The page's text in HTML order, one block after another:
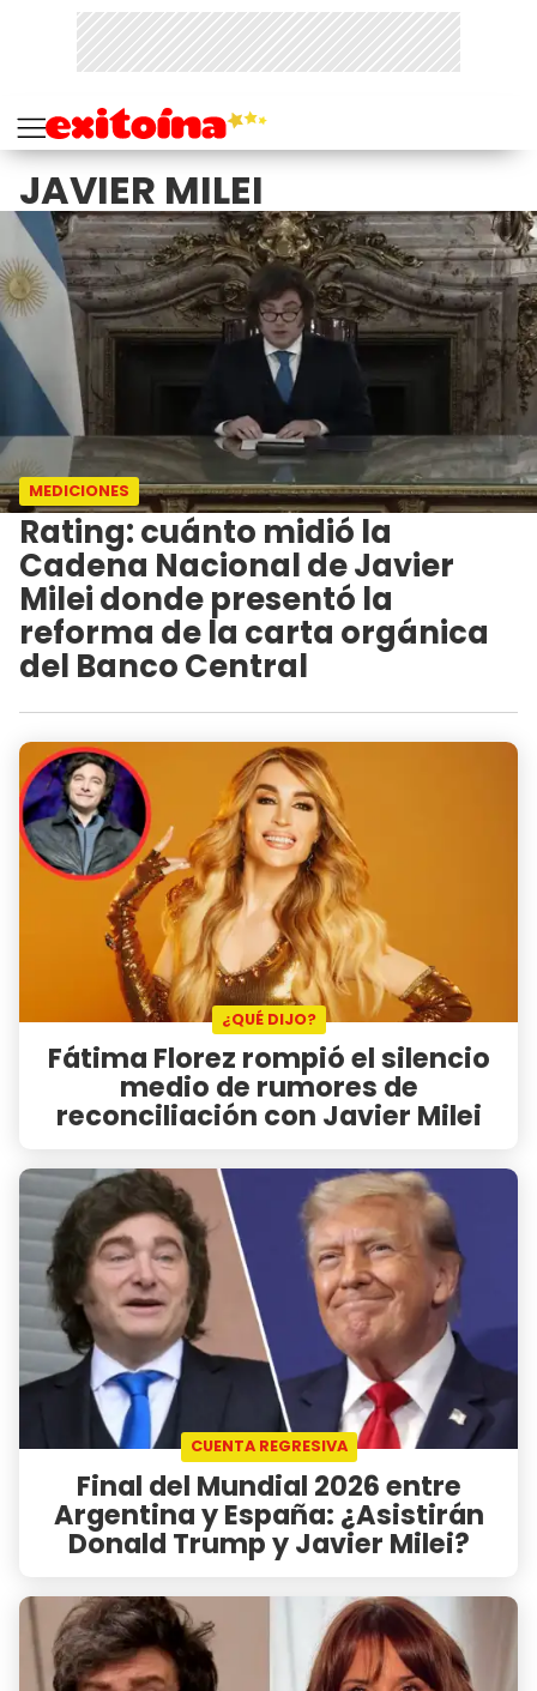
JAVIER MILEI
MEDICIONES
Rating: cuánto midió la
Cadena Nacional de Javier
Milei donde presentó la
reforma de la carta orgánica
del Banco Central
¿QUÉ DIJO?
Fátima Florez rompió el silencio
medio de rumores de
reconciliación con Javier Milei
CUENTA REGRESIVA
Final del Mundial 2026 entre
Argentina y España: ¿Asistirán
Donald Trump y Javier Milei?